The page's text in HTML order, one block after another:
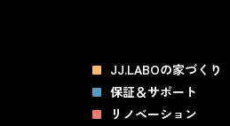
JJ.LABOの家づくり
保証＆サポート
リノベーション